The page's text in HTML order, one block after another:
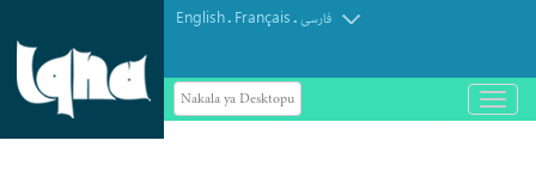
English. Français.فارسی
Nakala ya Desktopu
باز
و